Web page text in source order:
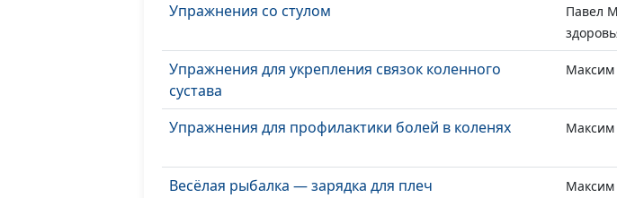
Упражнения со стулом
Павел
Упражнения для укрепления связок коленного
сустава
Упражнения для профилактики болей в коленях
Весёлая рыбалка — зарядка для плеч